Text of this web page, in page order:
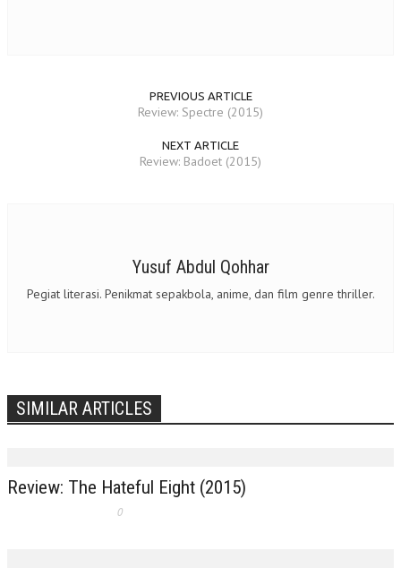
PREVIOUS ARTICLE
Review: Spectre (2015)
NEXT ARTICLE
Review: Badoet (2015)
Yusuf Abdul Qohhar
Pegiat literasi. Penikmat sepakbola, anime, dan film genre thriller.
SIMILAR ARTICLES
Review: The Hateful Eight (2015)
0